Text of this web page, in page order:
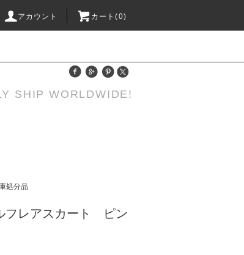
アカウント カート(0)
SHIP WORLDWIDE!
処分品
フレアスカート ピン